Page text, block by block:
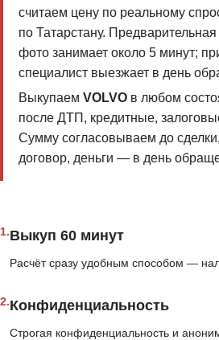
считаем цену по реальному
по Татарстану.
фото занимает около 5 минут;
специалист выезжает в день
Выкупаем VOLVOв любом
после ДТП, кредитные,
Сумму согласовываем до
договор, деньги — в день
1.Выкуп 60 минут
Расчёт сразу удобным способом —
2.Конфиденциальность
Строгая конфиденциальность и